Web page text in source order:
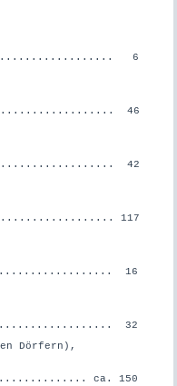
6
46
42
117
16
32
Dörfern),
ca. 150